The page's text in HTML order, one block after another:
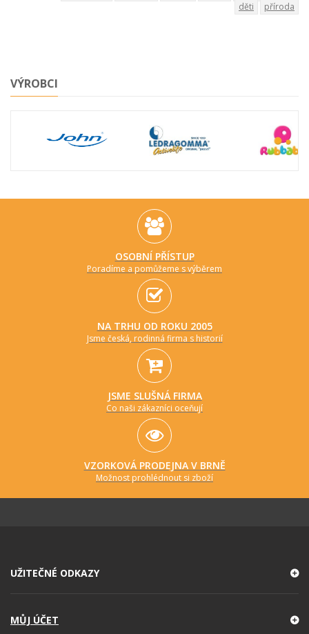
děti
příroda
VÝROBCI
OSOBNÍ PŘÍSTUP
Poradíme a pomůžeme s výběrem
NA TRHU OD ROKU 2005
Jsme česká, rodinná firma s historií
JSME SLUŠNÁ FIRMA
Co naši zákazníci oceňují
VZORKOVÁ PRODEJNA V BRNĚ
Možnost prohlédnout si zboží
UŽITEČNÉ ODKAZY
MŮJ ÚČET